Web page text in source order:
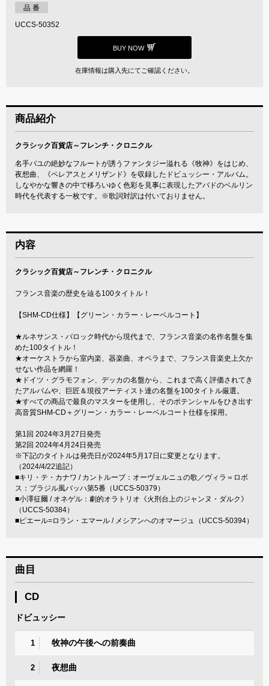
品 番
UCCS-50352
BUY NOW
在庫情報は購入先にてご確認ください。
商品紹介
クラシック百貨店～フレンチ・クロニクル
名手パユの絶妙なフルートが誘うファンタジー溢れる《牧神》をはじめ、
夜想曲、《ペレアスとメリザンド》を収録したドビュッシー・アルバム。
しなやかな響きの中で移ろいゆく色彩を見事に表現したアバドのベルリン
時代を代表する一枚です。※歌詞対訳は付いておりません。
内容
クラシック百貨店～フレンチ・クロニクル
フランス音楽の歴史を辿る100タイトル！
【SHM-CD仕様】【グリーン・カラー・レーベルコート】
★ルネサンス・バロック時代から現代まで、フランス音楽の名作名盤を集
めた100タイトル！
★オーケストラから室内楽、器楽曲、オペラまで、フランス音楽史上欠か
せない作品を網羅！
★ドイツ・グラモフォン、デッカの名盤から、これまで高く評価されてき
たアルバムや、巨匠＆現役アーティスト達の名盤を100タイトル厳選。
★すべての商品で最良のマスターを使用し、そのポテンシャルをひき出す
高音質SHM-CD＋グリーン・カラー・レーベルコート仕様を採用。
第1回 2024年3月27日発売
第2回 2024年4月24日発売
※下記のタイトルは発売日が2024年5月17日に変更となります。
（2024/4/22追記）
■キリ・テ・カナワ / カントルーブ：オーヴェルニュの歌／ヴィラ＝ロボ
ス：ブラジル風バッハ第5番（UCCS-50379）
■小澤征爾 / オネゲル：劇的オラトリオ《火刑台上のジャンヌ・ダルク》
（UCCS-50384）
■ピエール=ロラン・エマール / メシアンへのオマージュ（UCCS-50394）
曲目
CD
ドビュッシー
1 牧神の午後への前奏曲
2 夜想曲